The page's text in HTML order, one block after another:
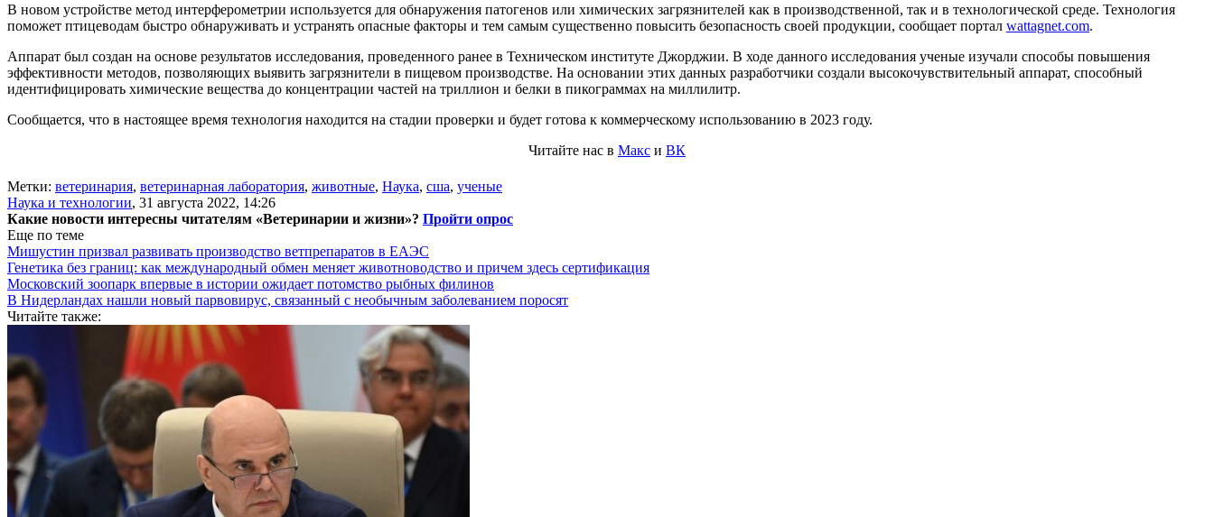
В новом устройстве метод интерферометрии используется для обнаружения патогенов или химических загрязнителей как в производственной, так и в технологической среде. Технология
поможет птицеводам быстро обнаруживать и устранять опасные факторы и тем самым существенно повысить безопасность своей продукции, сообщает портал wattagnet.com.
Аппарат был создан на основе результатов исследования, проведенного ранее в Техническом институте Джорджии. В ходе данного исследования ученые изучали способы повышения
эффективности методов, позволяющих выявить загрязнители в пищевом производстве. На основании этих данных разработчики создали высокочувствительный аппарат, способный
идентифицировать химические вещества до концентрации частей на триллион и белки в пикограммах на миллилитр.
Сообщается, что в настоящее время технология находится на стадии проверки и будет готова к коммерческому использованию в 2023 году.
Читайте нас в Макс и ВК
Метки: ветеринария, ветеринарная лаборатория, животные, Наука, сша, ученые
Наука и технологии, 31 августа 2022, 14:26
Какие новости интересны читателям «Ветеринарии и жизни»? Пройти опрос
Еще по теме
Мишустин призвал развивать производство ветпрепаратов в ЕАЭС
Генетика без границ: как международный обмен меняет животноводство и причем здесь сертификация
Московский зоопарк впервые в истории ожидает потомство рыбных филинов
В Нидерландах нашли новый парвовирус, связанный с необычным заболеванием поросят
Читайте также: